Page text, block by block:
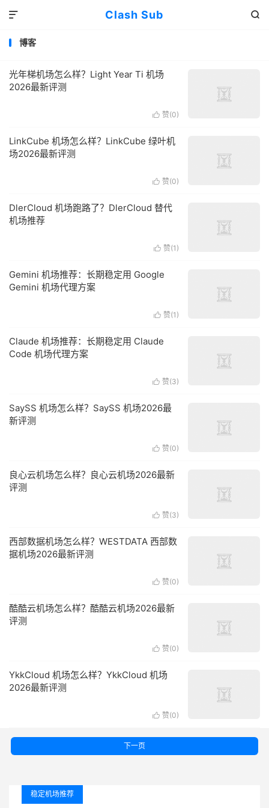
Clash Sub 

博客
光年梯机场怎么样？Light Year Ti 机场
2026最新评测
 赞(0)
LinkCube 机场怎么样？LinkCube 绿叶机
场2026最新评测
 赞(0)
DlerCloud 机场跑路了？DlerCloud 替代
机场推荐
 赞(1 )
Gemini 机场推荐：长期稳定用 Google
Gemini 机场代理方案
 赞(1 )
Claude 机场推荐：长期稳定用 Claude
Code 机场代理方案
 赞(3)
SaySS 机场怎么样？SaySS 机场2026最
新评测
 赞(0)
良心云机场怎么样？良心云机场2026最新
评测
 赞(3)
西部数据机场怎么样？WESTDATA 西部数
据机场2026最新评测
 赞(0)
酷酷云机场怎么样？酷酷云机场2026最新
评测
 赞(0)
YkkCloud 机场怎么样？YkkCloud 机场
2026最新评测
 赞(0)
下一页
稳定机场推荐